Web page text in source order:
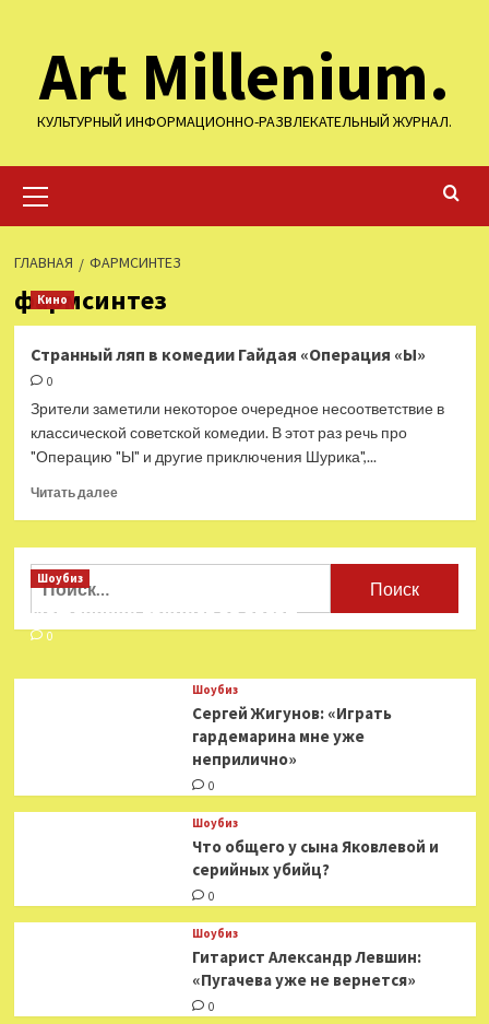
содержимому
Art Millenium.
КУЛЬТУРНЫЙ ИНФОРМАЦИОННО-РАЗВЛЕКАТЕЛЬНЫЙ ЖУРНАЛ.
меню
ГЛАВНАЯ ФАРМСИНТЕЗ
фармсинтез
Кино
Странный ляп в комедии Гайдая «Операция «Ы»
0
Зрители заметили некоторое очередное несоответствие в
классической советской комедии. В этот раз речь про
"Операцию "Ы" и другие приключения Шурика",...
Читать далееПрочитать
Странный
Гайдая
«Операция
Найти:
Шоубиз
Мошенники взялись за звезд
0
Шоубиз
Сергей Жигунов: «Играть
гардемарина мне уже
неприлично»
0
Шоубиз
Что общего у сына Яковлевой и
серийных убийц?
0
Шоубиз
Гитарист Александр Левшин:
«Пугачева уже не вернется»
0